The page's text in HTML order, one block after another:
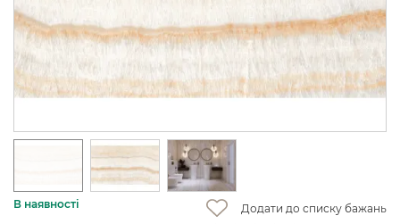
В наявності Додати до списку бажань